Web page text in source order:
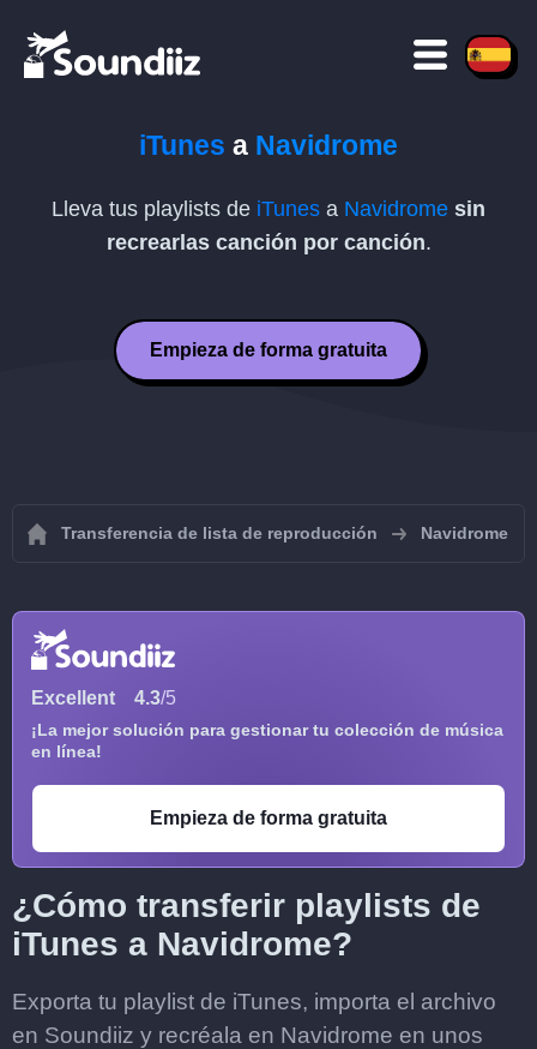
iTunes a Navidrome
Lleva tus playlists de iTunes a Navidrome sin
recrearlas canción por canción.
Empieza de forma gratuita
Transferencia de lista de reproducción Navidrome
Excellent 4.3/5
¡La mejor solución para gestionar tu colección de música
en línea!
Empieza de forma gratuita
¿Cómo transferir playlists de
iTunes a Navidrome?
Exporta tu playlist de iTunes, importa el archivo
en Soundiiz y recréala en Navidrome en unos